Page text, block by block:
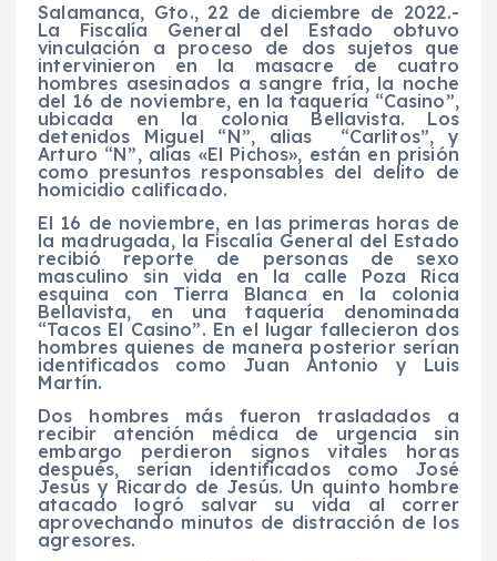
Salamanca, Gto., 22de diciembre de 2022.-
La Fiscalía General del Estado obtuvo
vinculación a proceso de dos sujetos que
intervinieron en la masacre de cuatro
hombres asesinados a sangre fría, la noche
del 16 de noviembre, en la taquería “Casino”,
ubicada en la colonia Bellavista. Los
detenidos Miguel “N”, alias “Carlitos”, y
Arturo “N”, alias «El Pichos», están en prisión
como presuntos responsables del delito de
homicidio calificado.
El 16 de noviembre, en las primeras horas de
la madrugada, la Fiscalía General del Estado
recibió reporte de personas de sexo
masculino sin vida en la calle Poza Rica
esquina con Tierra Blanca en la colonia
Bellavista, en una taquería denominada
“Tacos El Casino”. En el lugar fallecieron dos
hombres quienes de manera posterior serían
identificados como Juan Antonio y Luis
Martín.
Dos hombres más fueron trasladados a
recibir atención médica de urgencia sin
embargo perdieron signos vitales horas
después, serían identificados como José
Jesús y Ricardo de Jesús. Un quinto hombre
atacado logró salvar su vida al correr
aprovechando minutos de distracción de los
agresores.